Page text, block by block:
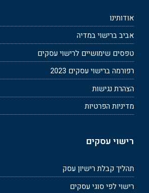
אודותינו
אביב ברישוי במדיה
טפסים שימושיים לרישוי עסקים
רפורמה ברישוי עסקים 2023
הצהרת נגישות
מדיניות הפרטיות
רישוי עסקים
תהליך קבלת רישיון עסק
רישוי לפי סוגי עסקים